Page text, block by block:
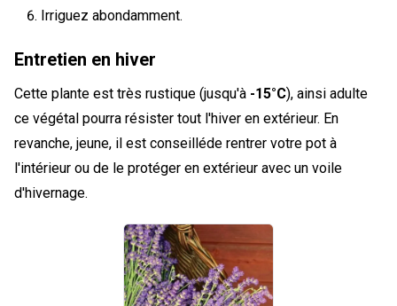
Irriguez abondamment.
Entretien en hiver
Cette plante est très rustique (jusqu'à -15°C), ainsi adulte
ce végétal pourra résister tout l'hiver en extérieur. En
revanche, jeune, il est conseilléde rentrer votre pot à
l'intérieur ou de le protéger en extérieur avec un voile
d'hivernage.